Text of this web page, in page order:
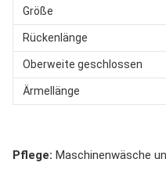
Größe
Rückenlänge
Oberweite geschlossen
Ärmellänge
Pflege: Maschinenwäsche